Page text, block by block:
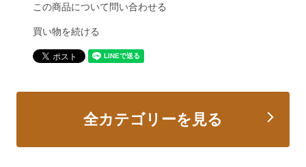
この商品について問い合わせる
買い物を続ける
全カテゴリーを見る